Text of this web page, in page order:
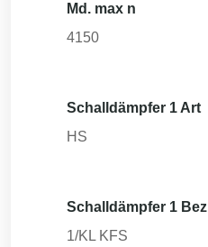
Md. max n
4150
Schalldämpfer 1 Art
HS
Schalldämpfer 1 Bez
1/KL KFS